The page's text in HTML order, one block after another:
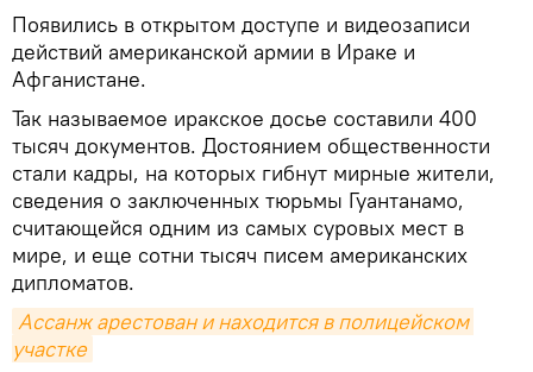
Появились в открытом доступе и видеозаписи
действий американской армии в Ираке и
Афганистане.
Так называемое иракское досье составили 400
тысяч документов. Достоянием общественности
стали кадры, на которых гибнут мирные жители,
сведения о заключенных тюрьмы Гуантанамо,
считающейся одним из самых суровых мест в
мире, и еще сотни тысяч писем американских
дипломатов.
Ассанж арестован и находится в полицейском
участке